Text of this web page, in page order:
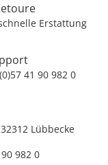
Erstattung
41 90 982 0
Lübbecke
982 0